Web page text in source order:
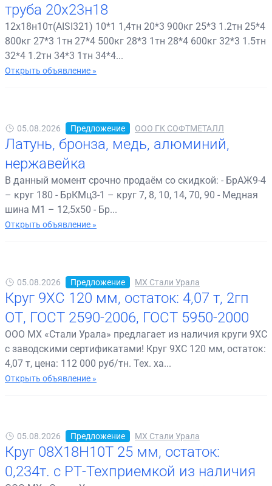
труба 20х23н18
12х18н10т(AISI321) 10*1 1,4тн 20*3 900кг 25*3 1.2тн 25*4
800кг 27*3 1тн 27*4 500кг 28*3 1тн 28*4 600кг 32*3 1.5тн
32*4 1.2тн 34*3 1тн 34*4...
Открыть объявление »
05.08.2026 Предложение ООО ГК СОФТМЕТАЛЛ
Латунь, бронза, медь, алюминий,
нержавейка
В данный момент срочно продаём со скидкой: - БрАЖ9-4
– круг 180 - БрКМц3-1 – круг 7, 8, 10, 14, 70, 90 - Медная
шина М1 – 12,5х50 - Бр...
Открыть объявление »
05.08.2026 Предложение МХ Стали Урала
Круг 9ХС 120 мм, остаток: 4,07 т, 2гп
ОТ, ГОСТ 2590-2006, ГОСТ 5950-2000
ООО МХ «Стали Урала» предлагает из наличия круги 9ХС
с заводскими сертификатами! Круг 9ХС 120 мм, остаток:
4,07 т, цена: 112 000 руб/тн. Тех. ха...
Открыть объявление »
05.08.2026 Предложение МХ Стали Урала
Круг 08Х18Н10Т 25 мм, остаток:
0,234т. с РТ-Техприемкой из наличия